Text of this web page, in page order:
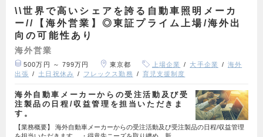
\\世界で高いシェアを誇る自動車照明メーカ
ー//【海外営業】◎東証プライム上場/海外出
向の可能性あり
海外営業
500万円 ～ 799万円 東京都 上場企業 大手企業
海外
出張
土日祝休み フレックス勤務 育児支援制度
海外自動車メーカーからの受注活動及び受
注製品の日程/収益管理を担当いただきま
す。
【業務概要】 海外自動車メーカーからの受注活動及び受注製品の日程/収益管理